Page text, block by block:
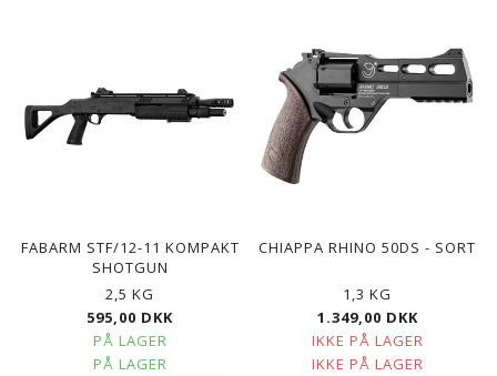
FABARM STF/12-11 KOMPAKT
SHOTGUN
2,5 KG
595,00 DKK
PÅ LAGER
PÅ LAGER
CHIAPPA RHINO 50DS - SORT
1,3 KG
1.349,00 DKK
IKKE PÅ LAGER
IKKE PÅ LAGER